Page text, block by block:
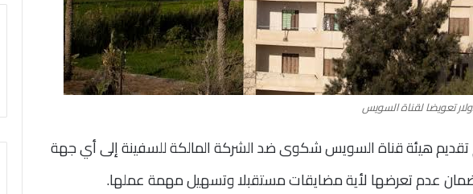
تقديم هيئة قناة السويس شكوى ضد الشركة المالكة للسفينة إلى أي جهة
عدم تعرضها لأية مضايقات مستقبلا وتسهيل مهمة عملها.